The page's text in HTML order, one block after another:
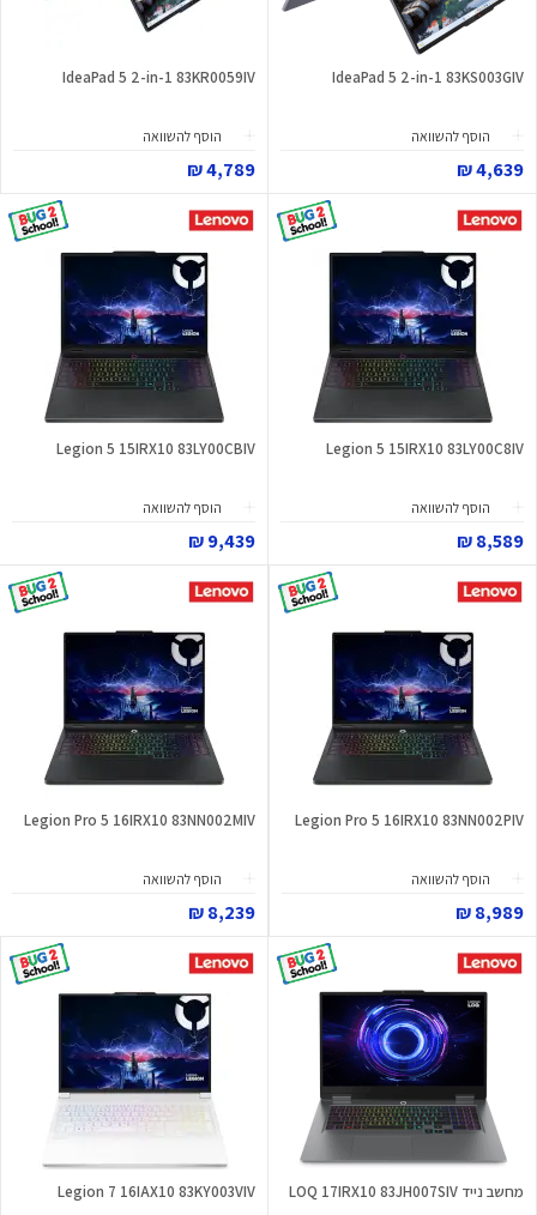
IdeaPad 5 2-in-1 83KS003GIV
הוסף להשוואה
4,639 ₪
IdeaPad 5 2-in-1 83KR0059IV
הוסף להשוואה
4,789 ₪
Legion 5 15IRX10 83LY00C8IV
הוסף להשוואה
8,589 ₪
Legion 5 15IRX10 83LY00CBIV
הוסף להשוואה
9,439 ₪
Legion Pro 5 16IRX10 83NN002PIV
הוסף להשוואה
8,989 ₪
Legion Pro 5 16IRX10 83NN002MIV
הוסף להשוואה
8,239 ₪
מחשב נייד LOQ 17IRX10 83JH007SIV Legion 7 16IAX10 83KY003VIV